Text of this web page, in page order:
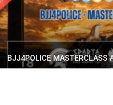
BJJ4POLICE MASTERCLASS